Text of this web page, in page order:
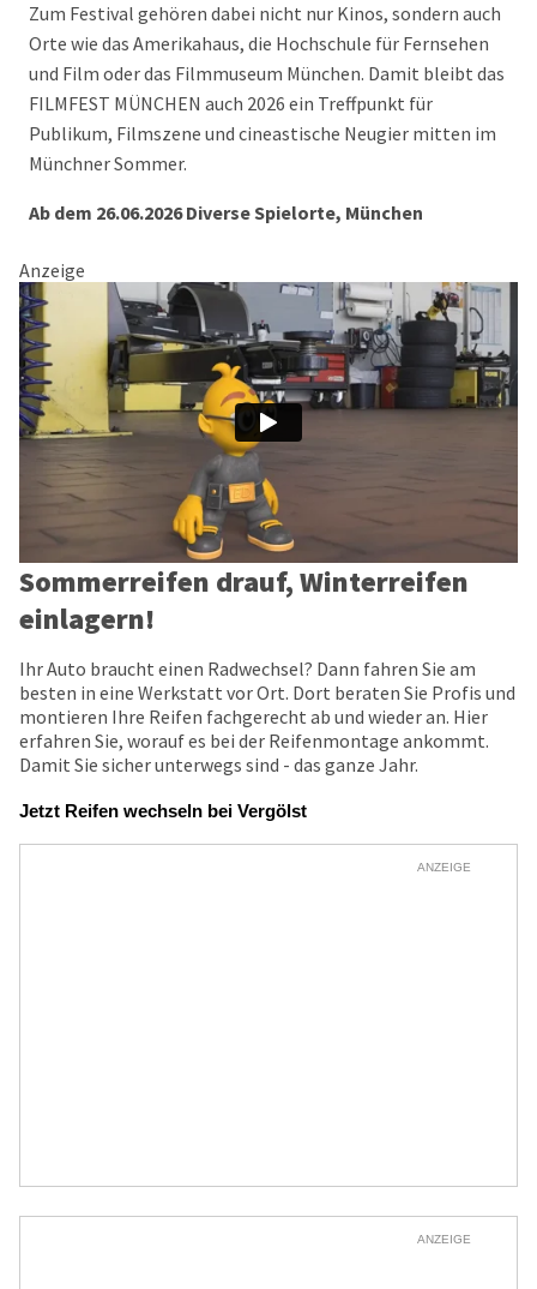
Zum Festival gehören dabei nicht nur Kinos, sondern auch
Orte wie das Amerikahaus, die Hochschule für Fernsehen
und Film oder das Filmmuseum München. Damit bleibt das
FILMFEST MÜNCHEN auch 2026 ein Treffpunkt für
Publikum, Filmszene und cineastische Neugier mitten im
Münchner Sommer.
Ab dem 26.06.2026 Diverse Spielorte, München
Anzeige
Sommerreifen drauf, Winterreifen
einlagern!
Ihr Auto braucht einen Radwechsel? Dann fahren Sie am
besten in eine Werkstatt vor Ort. Dort beraten Sie Profis und
montieren Ihre Reifen fachgerecht ab und wieder an. Hier
erfahren Sie, worauf es bei der Reifenmontage ankommt.
Damit Sie sicher unterwegs sind - das ganze Jahr.
Jetzt Reifen wechseln bei Vergölst
ANZEIGE
ANZEIGE